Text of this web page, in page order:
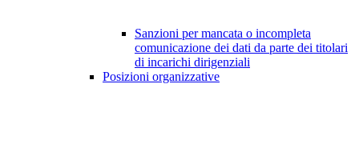
Sanzioni per mancata o incompleta
comunicazione dei dati da parte dei titolari
di incarichi dirigenziali
Posizioni organizzative